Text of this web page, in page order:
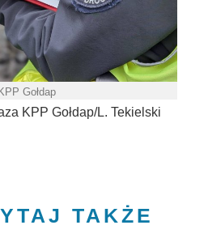
Gołdap
KPP Gołdap/L. Tekielski
TAKŻE